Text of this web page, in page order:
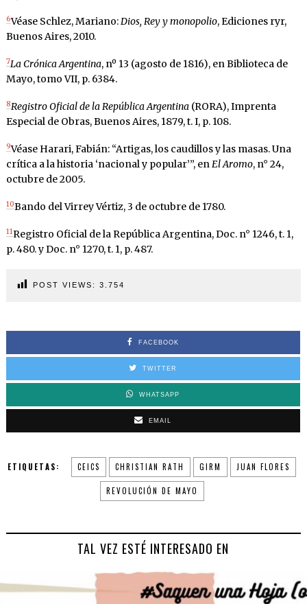
6Véase Schlez, Mariano:Dios, Rey y monopolio, Ediciones ryr,
Buenos Aires, 2010.
7La Crónica Argentina, nº 13 (agosto de 1816), en Biblioteca de
Mayo, tomo VII, p. 6384.
8Registro Oficial de la República Argentina(RORA), Imprenta
Especial de Obras, Buenos Aires, 1879, t. I, p. 108.
9Véase Harari, Fabián: “Artigas, los caudillos y las masas. Una
crítica a la historia ‘nacional y popular’”, enEl Aromo, n° 24,
octubre de 2005.
10Bando del Virrey Vértiz, 3 de octubre de 1780.
11Registro Oficial de la República Argentina, Doc. n° 1246, t. 1,
p. 480. y Doc. n° 1270, t. 1, p. 487.
POST VIEWS: 3.754
FACEBOOK
TWITTER
WHATSAPP
EMAIL
ETIQUETAS: CEICS CHRISTIAN RATH GIRM JUAN FLORES
REVOLUCIÓN DE MAYO
TAL VEZ ESTÉ INTERESADO EN